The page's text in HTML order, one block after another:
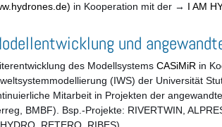
in Kooperation mit der → I AM
und
des Modellsystems CASiMiR in
(IWS) der Universität
Mitarbeit in Projekten der
BMBF). Bsp.-Projekte: RIVERTWIN,